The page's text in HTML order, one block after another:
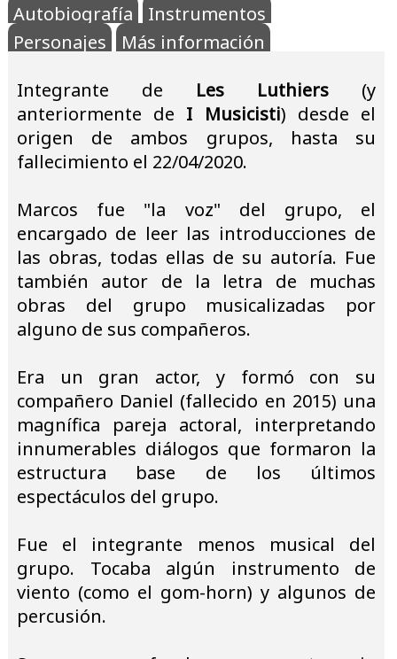
Autobiografía
Instrumentos
Personajes
Más información
Integrante de Les Luthiers (y
anteriormente de I Musicisti) desde el
origen de ambos grupos, hasta su
fallecimiento el 22/04/2020.
Marcos fue "la voz" del grupo, el
encargado de leer las introducciones de
las obras, todas ellas de su autoría. Fue
también autor de la letra de muchas
obras del grupo musicalizadas por
alguno de sus compañeros.
Era un gran actor, y formó con su
compañero Daniel (fallecido en 2015) una
magnífica pareja actoral, interpretando
innumerables diálogos que formaron la
estructura base de los últimos
espectáculos del grupo.
Fue el integrante menos musical del
grupo. Tocaba algún instrumento de
viento (como el gom-horn) y algunos de
percusión.